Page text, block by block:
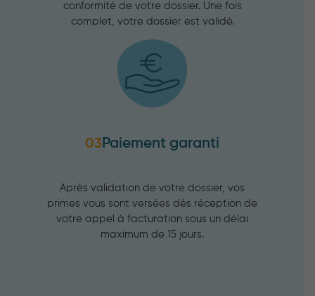
conformité de votre dossier. Une fois
complet, votre dossier est validé.
03 Paiement garanti
Après validation de votre dossier, vos
primes vous sont versées dès réception de
votre appel à facturation sous un délai
maximum de 15 jours.